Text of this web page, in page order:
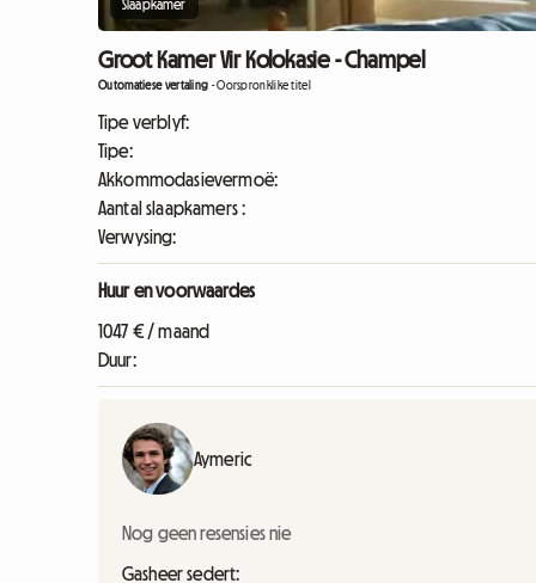
Slaapkamer
Groot Kamer Vir Kolokasie - Champel
Outomatiese vertaling -Oorspronklike titel
Tipe verblyf:
Tipe:
Akkommodasievermoë:
Aantal slaapkamers :
Verwysing:
Huur en voorwaardes
1047 € / maand
Duur:
Aymeric
Nog geen resensies nie
Gasheer sedert: